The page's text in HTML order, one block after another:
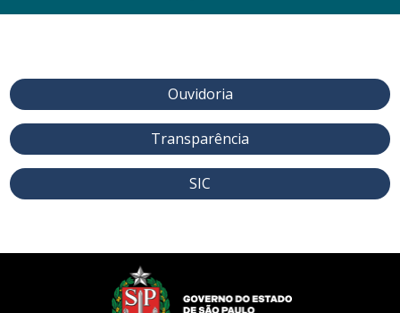
Ouvidoria
Transparência
SIC